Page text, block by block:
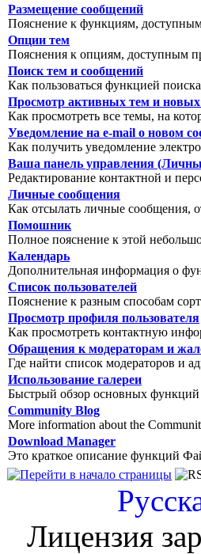
Размещение сообщений
Пояснение к функциям,
Опции тем
Пояснения к опциям, доступным
Поиск тем и сообщений
Как пользоваться функцией
Просмотр активных тем и
Как просмотреть все темы, на
Уведомление на е-mail о новом
Как получить уведомление
Ваша панель управления
Редактирование контактной и
Личные сообщения
Как отсылать личные сообщения,
Помошник
Полное пояснение к этой
Календарь
Дополнительная информация о
Список пользователей
Пояснение к разным способам
Просмотр профиля пользователя
Как просмотреть контактную
Обращения к модераторам и
Где найти список модераторов и
Использование галереи
Быстрый обзор основных функций
Community Blog
More information about the
Download Manager
Это краткое описание функций
Лицензия